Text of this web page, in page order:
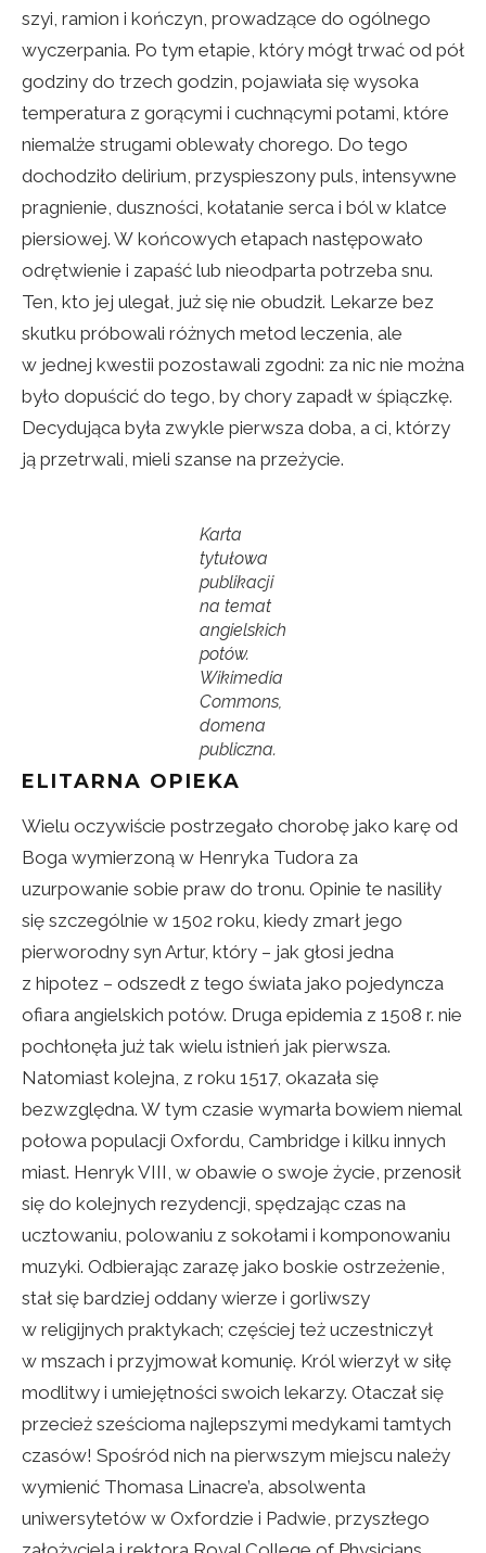
szyi, ramion i kończyn, prowadzące do ogólnego
wyczerpania. Po tym etapie, który mógł trwać od pół
godziny do trzech godzin, pojawiała się wysoka
temperatura z gorącymi i cuchnącymi potami, które
niemalże strugami oblewały chorego. Do tego
dochodziło delirium, przyspieszony puls, intensywne
pragnienie, duszności, kołatanie serca i ból w klatce
piersiowej. W końcowych etapach następowało
odrętwienie i zapaść lub nieodparta potrzeba snu.
Ten, kto jej ulegał, już się nie obudził. Lekarze bez
skutku próbowali różnych metod leczenia, ale
w jednej kwestii pozostawali zgodni: za nic nie można
było dopuścić do tego, by chory zapadł w śpiączkę.
Decydująca była zwykle pierwsza doba, a ci, którzy
ją przetrwali, mieli szanse na przeżycie.
Karta
tytułowa
publikacji
na temat
angielskich
potów.
Wikimedia
Commons,
domena
publiczna.
ELITARNA OPIEKA
Wielu oczywiście postrzegało chorobę jako karę od
Boga wymierzoną w Henryka Tudora za
uzurpowanie sobie praw do tronu. Opinie te nasiliły
się szczególnie w 1502 roku, kiedy zmarł jego
pierworodny syn Artur, który – jak głosi jedna
z hipotez – odszedł z tego świata jako pojedyncza
ofiara angielskich potów. Druga epidemia z 1508 r. nie
pochłonęła już tak wielu istnień jak pierwsza.
Natomiast kolejna, z roku 1517, okazała się
bezwzględna. W tym czasie wymarła bowiem niemal
połowa populacji Oxfordu, Cambridge i kilku innych
miast. Henryk VIII, w obawie o swoje życie, przenosił
się do kolejnych rezydencji, spędzając czas na
ucztowaniu, polowaniu z sokołami i komponowaniu
muzyki. Odbierając zarazę jako boskie ostrzeżenie,
stał się bardziej oddany wierze i gorliwszy
w religijnych praktykach; częściej też uczestniczył
w mszach i przyjmował komunię. Król wierzył w siłę
modlitwy i umiejętności swoich lekarzy. Otaczał się
przecież sześcioma najlepszymi medykami tamtych
czasów! Spośród nich na pierwszym miejscu należy
wymienić Thomasa Linacre’a, absolwenta
uniwersytetów w Oxfordzie i Padwie, przyszłego